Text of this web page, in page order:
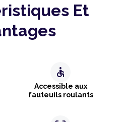
Et
accessible
Accessible aux
fauteuils roulants